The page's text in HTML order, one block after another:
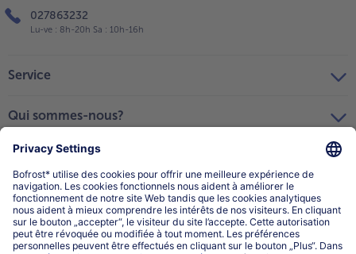
027863232
Lu-ve : 8h-20h Sa : 10h-16h
Service
Qui sommes-nous?
Catégories